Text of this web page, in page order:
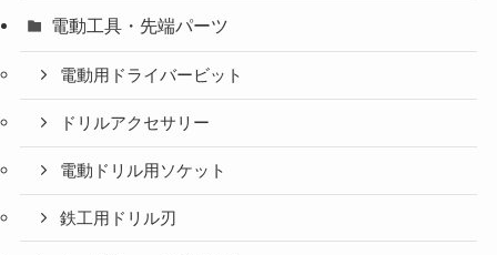
電動工具・先端パーツ
電動用ドライバービット
ドリルアクセサリー
電動ドリル用ソケット
鉄工用ドリル刃